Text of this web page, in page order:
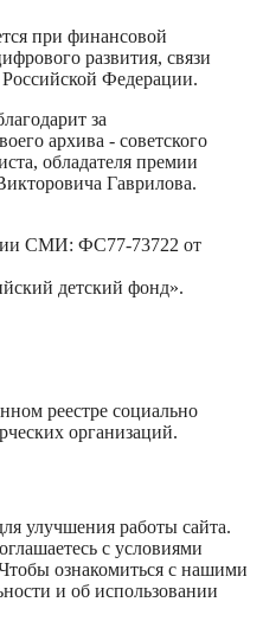
при финансовой
развития, связи
Федерации.
за
архива - советского
обладателя премии
Гаврилова.
СМИ: ФС77-73722 от
детский фонд».
реестре социально
организаций.
улучшения работы сайта.
с условиями
ознакомиться с нашими
и об использовании